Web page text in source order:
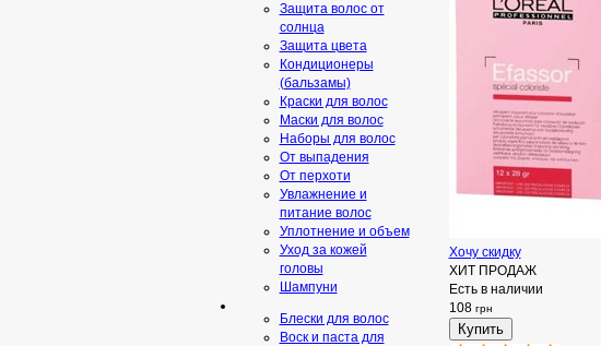
Хочу скидку
ХИТ ПРОДАЖ
Есть в наличии
108 грн
Защита волос от
солнца
Защита цвета
Кондиционеры
(бальзамы)
Краски для волос
Маски для волос
Наборы для волос
От выпадения
От перхоти
Увлажнение и
питание волос
Уплотнение и объем
Уход за кожей
головы
Шампуни
Блески для волос
Воск и паста для